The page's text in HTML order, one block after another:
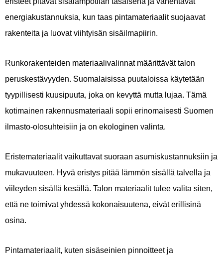
energiakustannuksia, kun taas pintamateriaalit suojaavat
rakenteita ja luovat viihtyisän sisäilmapiirin.
Runkorakenteiden materiaalivalinnat määrittävät talon
peruskestävyyden. Suomalaisissa puutaloissa käytetään
tyypillisesti kuusipuuta, joka on kevyttä mutta lujaa. Tämä
kotimainen rakennusmateriaali sopii erinomaisesti Suomen
ilmasto-olosuhteisiin ja on ekologinen valinta.
Eristemateriaalit vaikuttavat suoraan asumiskustannuksiin ja
mukavuuteen. Hyvä eristys pitää lämmön sisällä talvella ja
viileyden sisällä kesällä. Talon materiaalit tulee valita siten,
että ne toimivat yhdessä kokonaisuutena, eivät erillisinä
osina.
Pintamateriaalit, kuten sisäseinien pinnoitteet ja